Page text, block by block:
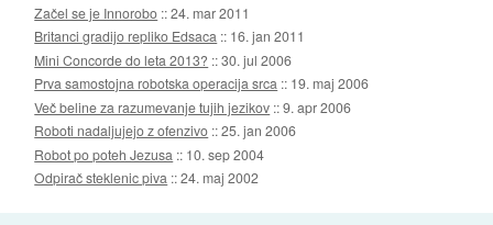
Začel se je Innorobo ::24. mar 2011
Britanci gradijo repliko Edsaca :: 16. jan 2011
Mini Concorde do leta 2013? ::30. jul 2006
Prva samostojna robotska operacija srca :: 19. maj 2006
Več beline za razumevanje tujih jezikov ::9. apr 2006
Roboti nadaljujejo z ofenzivo ::25. jan 2006
Robot po poteh Jezusa :: 10. sep 2004
Odpirač steklenic piva ::24. maj 2002